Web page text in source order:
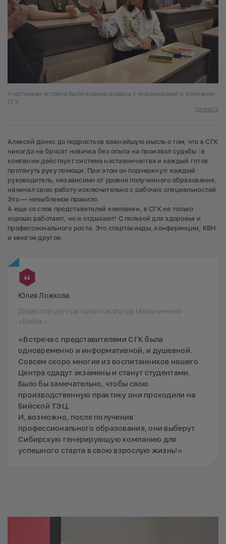
Участникам встречи были выданы флаеры с информацией о компании
СГК
Скачать
Алексей донес до подростков важнейшую мысль о том, что в СГК
никогда не бросят новичка без опыта на произвол судьбы : в
компании действует система наставничества и каждый готов
протянуть руку помощи. При этом он подчеркнул: каждый
руководитель, независимо от уровня полученного образования,
начинал свою работу исключительно с рабочих специальностей.
Это — незыблемое правило.
А еще со слов представителей компании, в СГК не только
хорошо работают, но и отдыхают! С пользой для здоровья и
профессионального роста. Это спартакиады, конференции, КВН
и многое другое.
Юлия Ложкова
Директор Центра талантов Фонда Мельниченко
«Бийск»
«Встреча с представителями СГК была
одновременно и информативной, и душевной.
Совсем скоро многие из воспитанников нашего
Центра сдадут экзамены и станут студентами.
Было бы замечательно, чтобы свою
производственную практику они проходили на
Бийской ТЭЦ.
И, возможно, после получения
профессионального образования, они выберут
Сибирскую генерирующую компанию для
успешного старта в свою взрослую жизнь!»